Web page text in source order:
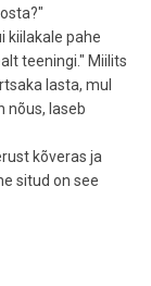
kiilakale pahe
teeningi." Miilits
lasta, mul
nõus, laseb
kõveras ja
situd on see